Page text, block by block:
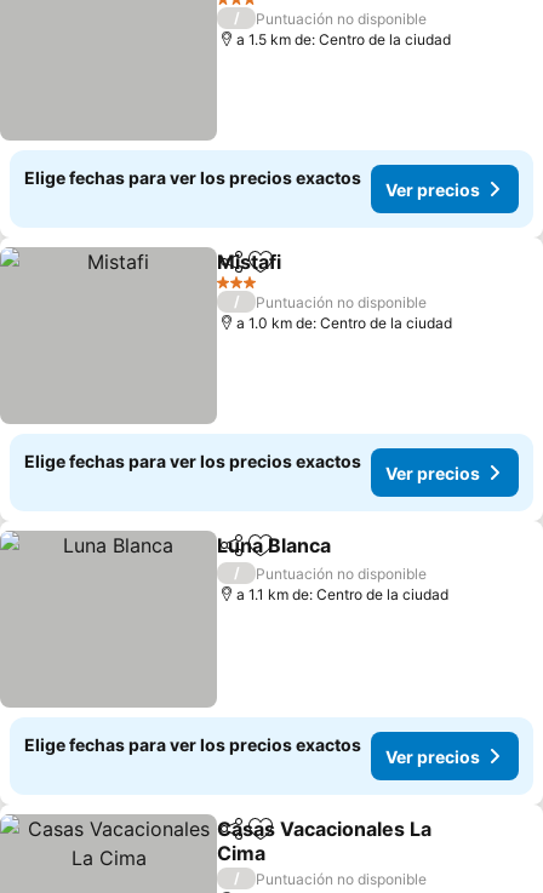
3 Estrellas
/
Puntuación no disponible
a 1.5 km de: Centro de la ciudad
Elige fechas para ver los precios exactos
Ver precios
CompartirAgregar a favoritos
Mistafi
3 Estrellas
/
Puntuación no disponible
a 1.0 km de: Centro de la ciudad
Elige fechas para ver los precios exactos
Ver precios
CompartirAgregar a favoritos
Luna Blanca
/
Puntuación no disponible
a 1.1 km de: Centro de la ciudad
Elige fechas para ver los precios exactos
Ver precios
CompartirAgregar a favoritos
Casas Vacacionales La
Cima
Ver precios
/
Puntuación no disponible